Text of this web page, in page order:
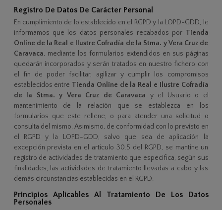
Registro De Datos De Carácter Personal
En cumplimiento de lo establecido en el RGPD y la LOPD-GDD, le
informamos que los datos personales recabados por Tienda
Online de la Real e Ilustre Cofradía de la Stma. y Vera Cruz de
Caravaca, mediante los formularios extendidos en sus páginas
quedarán incorporados y serán tratados en nuestro fichero con
el fin de poder facilitar, agilizar y cumplir los compromisos
establecidos entre Tienda Online de la Real e Ilustre Cofradía
de la Stma. y Vera Cruz de Caravaca y el Usuario o el
mantenimiento de la relación que se establezca en los
formularios que este rellene, o para atender una solicitud o
consulta del mismo. Asimismo, de conformidad con lo previsto en
el RGPD y la LOPD-GDD, salvo que sea de aplicación la
excepción prevista en el artículo 30.5 del RGPD, se mantine un
registro de actividades de tratamiento que especifica, según sus
finalidades, las actividades de tratamiento llevadas a cabo y las
demás circunstancias establecidas en el RGPD.
Principios Aplicables Al Tratamiento De Los Datos
Personales